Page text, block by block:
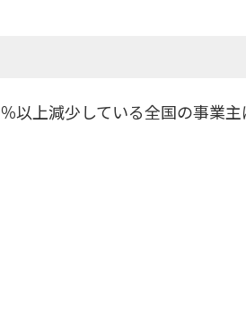
以上減少している全国の事業主